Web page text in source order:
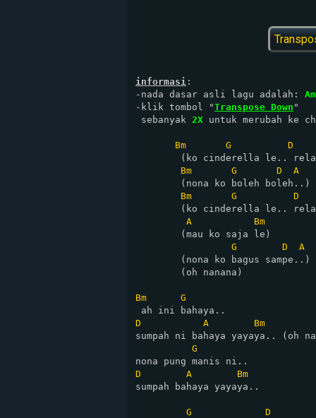
informasi :
-nada dasar asli lagu adalah: Am
-klik tombol "Transpose Down "
sebanyak 2X untuk merubah ke
Bm G
D
(ko cinderella le..
Bm
G D
A
        (nona ko boleh boleh..)
Bm
G
D
(ko cinderella le..
A
Bm
        (mau ko saja le)
G
D
A
        (nona ko bagus sampe..)
        (oh nanana)
Bm
G
D
A
Bm
sumpah ni bahaya yayaya.. (oh
G
D
A
Bm
sumpah bahaya yayaya..
G
D